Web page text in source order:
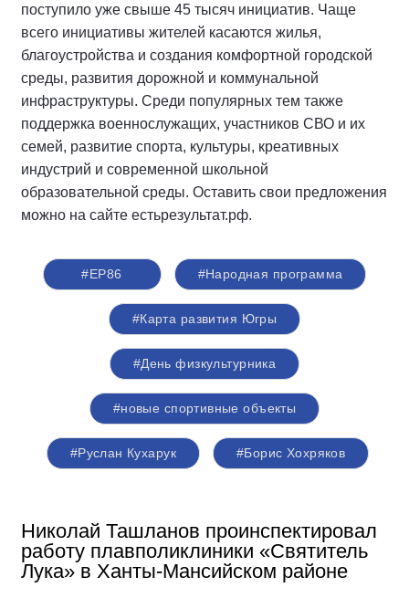
поступило уже свыше 45 тысяч инициатив. Чаще
всего инициативы жителей касаются жилья,
благоустройства и создания комфортной городской
среды, развития дорожной и коммунальной
инфраструктуры. Среди популярных тем также
поддержка военнослужащих, участников СВО и их
семей, развитие спорта, культуры, креативных
индустрий и современной школьной
образовательной среды. Оставить свои предложения
можно на сайте естьрезультат.рф.
#ЕР86 #Народная программа
#Карта развития Югры
#День физкультурника
#новые спортивные объекты
#Руслан Кухарук #Борис Хохряков
Николай Ташланов проинспектировал
работу плавполиклиники «Святитель
Лука» в Ханты-Мансийском районе